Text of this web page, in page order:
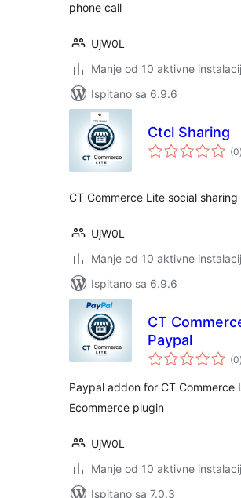
phone call
UjW0L
Manje od 10 aktivne
Ispitano sa 6.9.6
Ctcl Sharing
(0)
CT Commerce Lite social sharing
UjW0L
Manje od 10 aktivne
Ispitano sa 6.9.6
CT
Paypal
(0)
Paypal addon for CT Commerce
Ecommerce plugin
UjW0L
Manje od 10 aktivne
Ispitano sa 7.0.3